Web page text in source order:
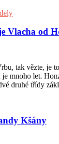
Vlacha od
tak vězte, je
mnoho let.
druhé třídy
Kšány